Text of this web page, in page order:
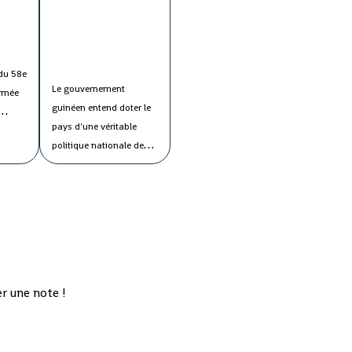
58e
Le gouvernement
guinéen entend doter le
pays d'une véritable
politique nationale de
l'eau afin de maîtriser
Talibé Sylla, a estimé lors
une note !